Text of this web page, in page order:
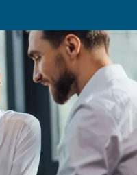
Ceccato è un servizio
sistemi di aria
manutenzione regolari
speciali e ricambi
semplice
ininterrotte ed
di Ceccato
e affidabili.